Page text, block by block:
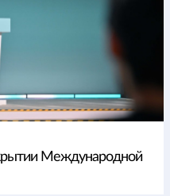
Международной